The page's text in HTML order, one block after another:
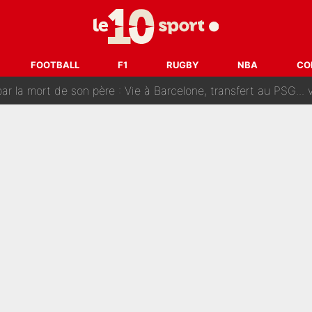
FOOTBALL F1 RUGBY NBA
accèlère sur le mercato : Voilà les deux nouvelles recrues
chez Decathlon-CMA CGM pour épauler Paul Seixas :
de son père : Vie à Barcelone, transfert au PSG... voilà comment Jorge